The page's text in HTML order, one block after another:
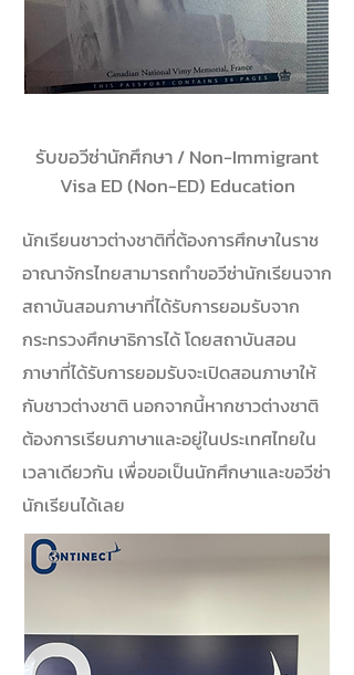
รับขอวีซ่านักศึกษา / Non-Immigrant
Visa ED (Non-ED) Education
นักเรียนชาวต่างชาติที่ต้องการศึกษาในราช
อาณาจักรไทยสามารถทำขอวีซ่านักเรียนจาก
สถาบันสอนภาษาที่ได้รับการยอมรับจาก
กระทรวงศึกษาธิการได้ โดยสถาบันสอน
ภาษาที่ได้รับการยอมรับจะเปิดสอนภาษาให้
กับชาวต่างชาติ นอกจากนี้หากชาวต่างชาติ
ต้องการเรียนภาษาและอยู่ในประเทศไทยใน
เวลาเดียวกัน เพื่อขอเป็นนักศึกษาและขอวีซ่า
นักเรียนได้เลย